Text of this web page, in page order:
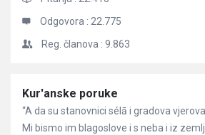
Odgovora : 22.775
Reg. članova : 9.863
Članci
Kur'anske poruke
“A da su stanovnici sélā i gradova
Mi bismo im blagoslove i s neba i iz